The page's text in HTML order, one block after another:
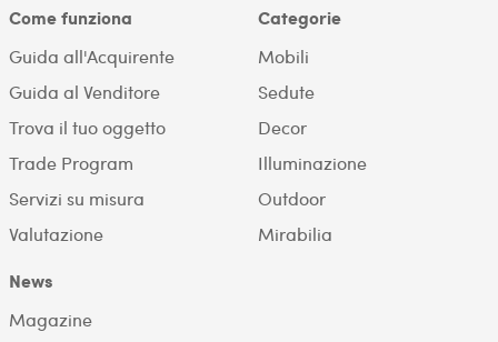
Come funziona
Guida all'Acquirente
Guida al Venditore
Trova il tuo oggetto
Trade Program
Servizi su misura
Valutazione
Categorie
Mobili
Sedute
Decor
Illuminazione
Outdoor
Mirabilia
News
Magazine